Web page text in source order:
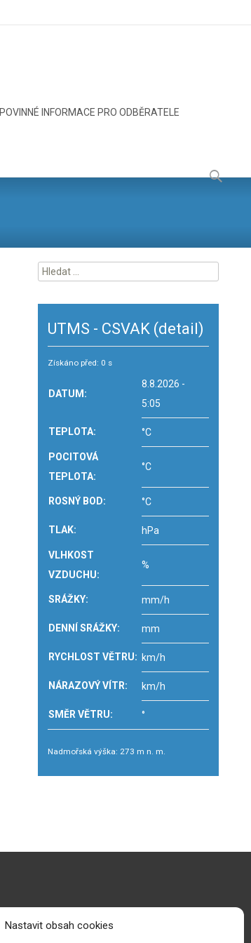
Nastavit obsah cookies
POVINNÉ INFORMACE PRO ODBĚRATELE
Vyhledávání
UTMS - CSVAK (detail)
Získáno před: 0 s
DATUM:
8.8.2026 -
5:05
TEPLOTA: °C
POCITOVÁ
TEPLOTA:
°C
ROSNÝ BOD: °C
TLAK: hPa
VLHKOST
VZDUCHU:
%
SRÁŽKY: mm/h
DENNÍ SRÁŽKY: mm
RYCHLOST VĚTRU: km/h
NÁRAZOVÝ VÍTR: km/h
SMĚR VĚTRU: °
Nadmořská výška: 273 m n. m.